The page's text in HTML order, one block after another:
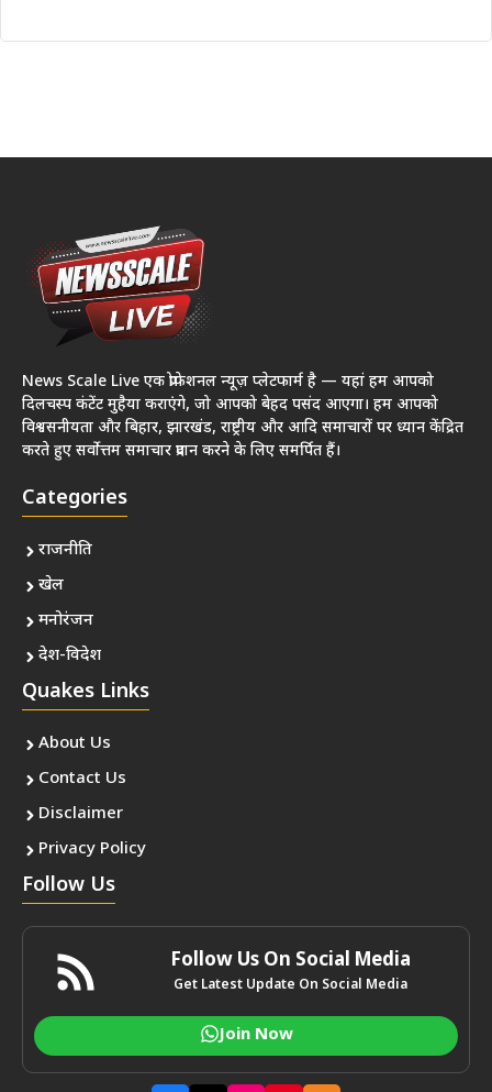
News Scale Live एक प्रोफेशनल न्यूज़ प्लेटफार्म है — यहां हम आपको
दिलचस्प कंटेंट मुहैया कराएंगे, जो आपको बेहद पसंद आएगा। हम आपको
विश्वसनीयता और बिहार, झारखंड, राष्ट्रीय और आदि समाचारों पर ध्यान केंद्रित
करते हुए सर्वोत्तम समाचार प्रदान करने के लिए समर्पित हैं।
Categories
राजनीति
खेल
मनोरंजन
देश-विदेश
Quakes Links
About Us
Contact Us
Disclaimer
Privacy Policy
Follow Us
Follow Us On Social Media
Get Latest Update On Social Media
Join Now